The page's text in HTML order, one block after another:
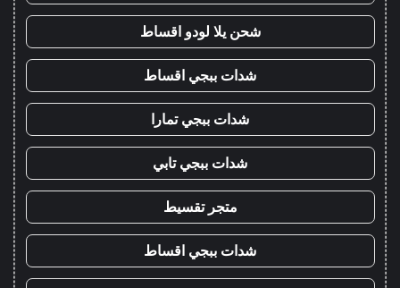
شحن يلا لودو اقساط
شدات ببجي اقساط
شدات ببجي تمارا
شدات ببجي تابي
متجر تقسيط
شدات ببجي اقساط